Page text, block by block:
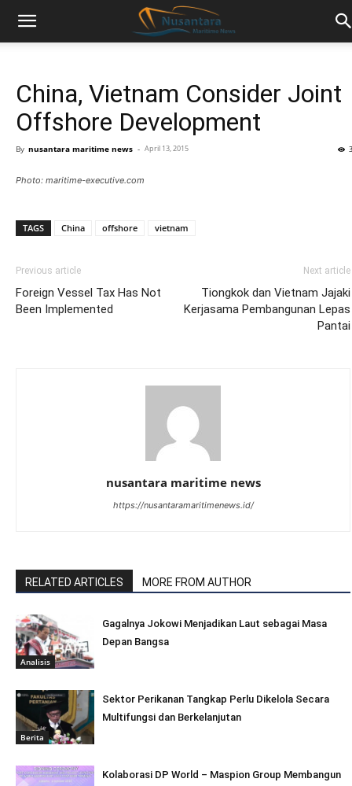
China, Vietnam Consider Joint
Offshore Development
By nusantara maritime news - April 13, 2015
Photo: maritime-executive.com
TAGS China offshore vietnam
Previous article
Foreign Vessel Tax Has Not
Been Implemented
Next article
Tiongkok dan Vietnam Jajaki
Kerjasama Pembangunan Lepas
Pantai
nusantara maritime news
https://nusantaramaritimenews.id/
RELATED ARTICLES MORE FROM AUTHOR
Analisis
Gagalnya Jokowi Menjadikan Laut sebagai Masa
Depan Bangsa
Berita
Sektor Perikanan Tangkap Perlu Dikelola Secara
Multifungsi dan Berkelanjutan
Kolaborasi DP World – Maspion Group Membangun